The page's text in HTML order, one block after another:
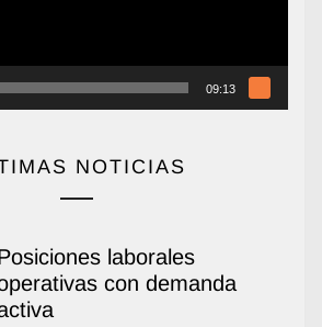
09:13
NOTICIAS
laborales
con demanda